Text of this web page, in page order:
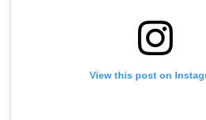
View this post on